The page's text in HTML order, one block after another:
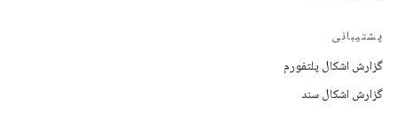
پشتیبانی
گزارش اشکال پلتفورم
گزارش اشکال سند